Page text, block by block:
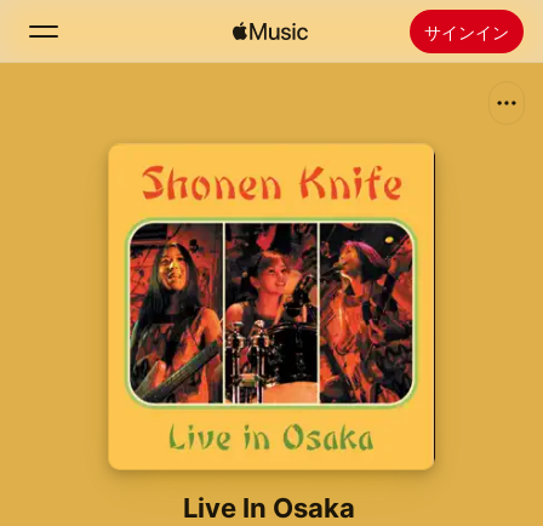
サインイン
新着おすすめ
Apple Musicをインストール
Live In Osaka